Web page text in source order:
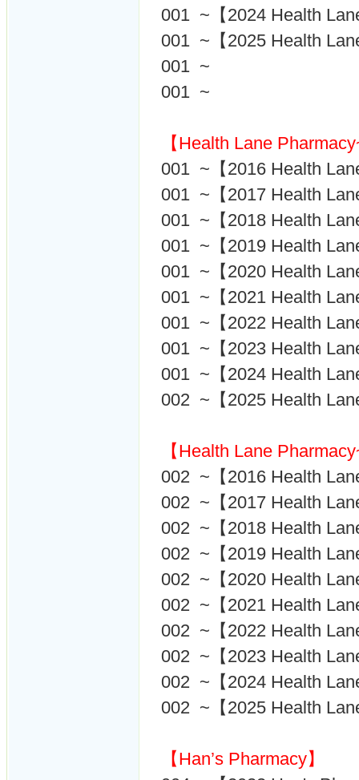
001 ~【2024 Health
001 ~【2025 Health
001 ~
001 ~
【Health Lane
001 ~【2016 Health
001 ~【2017 Health
001 ~【2018 Health
001 ~【2019 Health
001 ~【2020 Health
001 ~【2021 Health
001 ~【2022 Health
001 ~【2023 Health
001 ~【2024 Health
002 ~【2025 Health
【Health Lane
002 ~【2016 Health
002 ~【2017 Health
002 ~【2018 Health
002 ~【2019 Health
002 ~【2020 Health
002 ~【2021 Health
002 ~【2022 Health
002 ~【2023 Health
002 ~【2024 Health
002 ~【2025 Health
【Han’s Pharmacy】